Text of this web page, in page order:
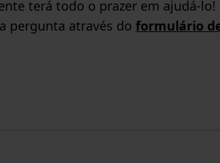
terá todo o prazer em ajudá-lo!
pergunta através do formulário